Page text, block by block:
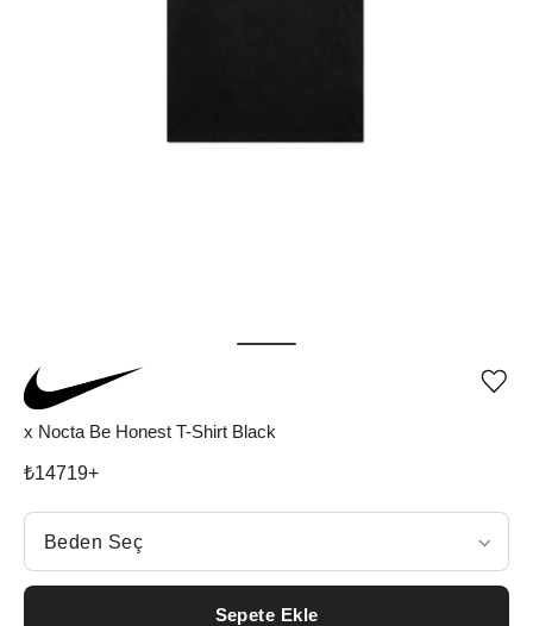
x Nocta Be Honest T-Shirt Black
₺14719+
Beden Seç
Beden Seç
Sepete Ekle